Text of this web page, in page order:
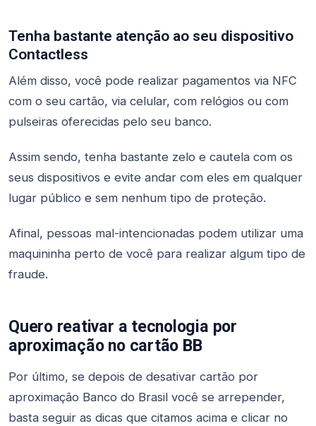
Tenha bastante atenção ao seu dispositivo
Contactless
Além disso, você pode realizar pagamentos via NFC
com o seu cartão, via celular, com relógios ou com
pulseiras oferecidas pelo seu banco.
Assim sendo, tenha bastante zelo e cautela com os
seus dispositivos e evite andar com eles em qualquer
lugar público e sem nenhum tipo de proteção.
Afinal, pessoas mal-intencionadas podem utilizar uma
maquininha perto de você para realizar algum tipo de
fraude.
Quero reativar a tecnologia por
aproximação no cartão BB
Por último, se depois de desativar cartão por
aproximação Banco do Brasil você se arrepender,
basta seguir as dicas que citamos acima e clicar no